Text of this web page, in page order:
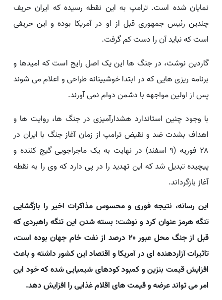
نمایان شده است. ترامپ به این نقطه رسیده که ایران حریف
چندین رئیس جمهوری قبل از او در آمریکا بوده و این حریفی
است که نباید آن را دست کم گرفت.
گاردین نوشت، در جنگ ها این یک اصل رایج است که امیدها و
برنامه ریزی هایی که در ابتدا خوشبینانه طراحی و اعلام می شوند
پس از اولین مواجهه با دشمن دوام نمی آورند.
با وجود چنین استاندارد هشدارآمیزی در جنگ ها، روایت ها و
اهداف بشدت ضد و نقیض ترامپ از زمان آغاز جنگ با ایران در
۲۸ فوریه (۹ اسفند) در نهایت به یک ماجراجویی گیج کننده و
پیچیده تبدیل شد که این تهدید را در پی دارد که وی را به نقطه
آغاز بازگرداند.
این رسانه، نتیجه فوری و محسوس مذاکرات اخیر را بازگشایی
تنگه هرمز عنوان کرد و نوشت: بسته شدن این تنگه راهبردی که
قبل از جنگ محل عبور ۲۰ درصد از نفت خام جهان بوده است،
تاثیرات آزاردهنده ای در آمریکا و اقتصاد این کشور داشته و باعث
افزایش قیمت بنزین و کمبود کودهای شیمیایی شده که خود این
امر می تواند عرضه و قیمت های اقلام غذایی را افزایش دهد.